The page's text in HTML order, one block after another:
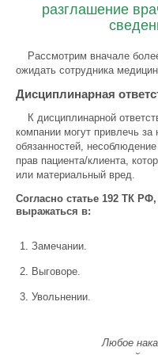
разглашение
Рассмотрим вначале
ожидать сотрудника
Дисциплинарная
К дисциплинарной
компании могут привлечь
обязанностей,
прав пациента/клиента,
или материальный вред.
Согласно статье 192 ТК
выражаться в:
Замечании.
Выговоре.
Увольнении.
Любое